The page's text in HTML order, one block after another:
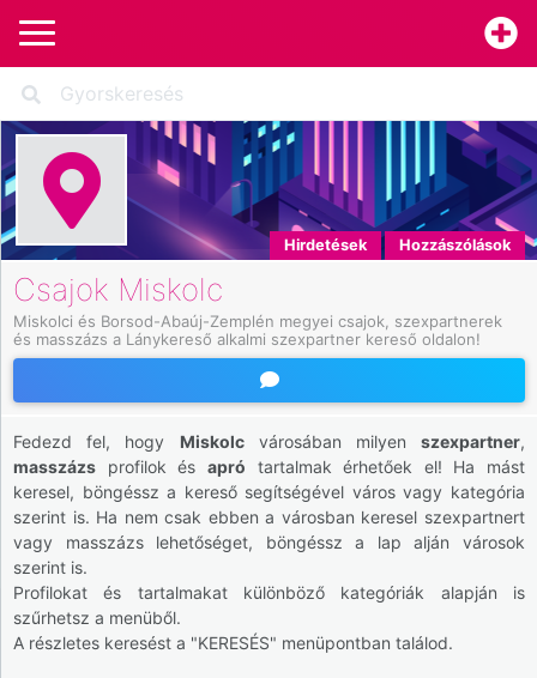
Hirdetések Hozzászólások
Csajok Miskolc
Miskolci és Borsod-Abaúj-Zemplén megyei csajok, szexpartnerek
és masszázs a Lánykereső alkalmi szexpartner kereső oldalon!
Fedezd fel, hogy Miskolcvárosában milyen szexpartner,
masszázs profilok és apró tartalmak érhetőek el! Ha mást
keresel, böngéssz a kereső segítségével város vagy kategória
szerint is. Ha nem csak ebben a városban keresel szexpartnert
vagy masszázs lehetőséget, böngéssz a lap alján városok
szerint is.
Profilokat és tartalmakat különböző kategóriák alapján is
szűrhetsz a menüből.
A részletes keresést a "KERESÉS" menüpontban találod.